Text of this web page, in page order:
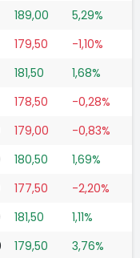
189,00
5,29%
179,50
-1,10%
181,50
1,68%
178,50
-0,28%
179,00
-0,83%
180,50
1,69%
177,50
-2,20%
181,50
1,11%
179,50
3,76%